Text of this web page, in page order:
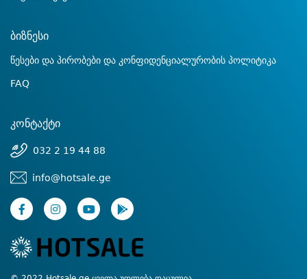
ბიზნესი
წესები და პირობები და კონფიდენციალურობის პოლიტიკა
FAQ
კონტაქტი
032 2 19 44 88
info@hotsale.ge